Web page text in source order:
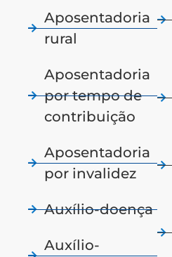
Aposentadoria
rural
Aposentadoria
por tempo de
contribuição
Aposentadoria
por invalidez
Auxílio-doença
Auxílio-